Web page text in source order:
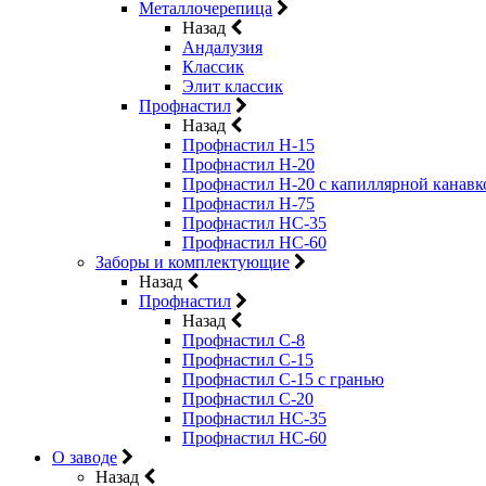
Металлочерепица
Назад
Андалузия
Классик
Элит классик
Профнастил
Назад
Профнастил Н-15
Профнастил Н-20
Профнастил Н-20 с капиллярной
Профнастил Н-75
Профнастил НС-35
Профнастил НС-60
Заборы и комплектующие
Назад
Профнастил
Назад
Профнастил С-8
Профнастил С-15
Профнастил C-15 с гранью
Профнастил C-20
Профнастил НС-35
Профнастил НС-60
О заводе
Назад